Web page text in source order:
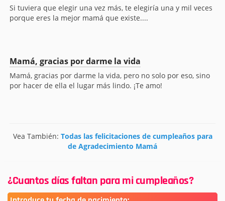
Si tuviera que elegir una vez más, te elegiría una y mil veces
porque eres la mejor mamá que existe....
Mamá, gracias por darme la vida
Mamá, gracias por darme la vida, pero no solo por eso, sino
por hacer de ella el lugar más lindo. ¡Te amo!
Vea También: Todas las felicitaciones de cumpleaños para
de Agradecimiento Mamá
¿Cuantos días faltan para mi cumpleaños?